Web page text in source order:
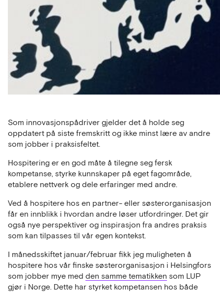
Som innovasjonspådriver gjelder det å holde seg
oppdatert på siste fremskritt og ikke minst lære av andre
som jobber i praksisfeltet.
Hospitering er en god måte å tilegne seg fersk
kompetanse, styrke kunnskaper på eget fagområde,
etablere nettverk og dele erfaringer med andre.
Ved å hospitere hos en partner- eller søsterorganisasjon
får en innblikk i hvordan andre løser utfordringer. Det gir
også nye perspektiver og inspirasjon fra andres praksis
som kan tilpasses til vår egen kontekst.
I månedsskiftet januar/februar fikk jeg muligheten å
hospitere hos vår finske søsterorganisasjon i Helsingfors
som jobber mye med den samme tematikken som LUP
gjør i Norge. Dette har styrket kompetansen hos både